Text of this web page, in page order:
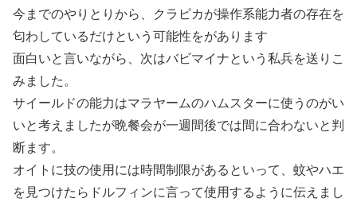
今までのやりとりから、クラピカが操作系能力者の存在を
匂わしているだけという可能性をがあります
面白いと言いながら、次はバビマイナという私兵を送りこ
みました。
サイールドの能力はマラヤームのハムスターに使うのがい
いと考えましたが晩餐会が一週間後では間に合わないと判
断ます。
オイトに技の使用には時間制限があるといって、蚊やハエ
を見つけたらドルフィンに言って使用するように伝えまし